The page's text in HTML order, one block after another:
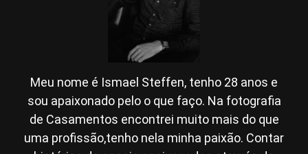
Meu nome é Ismael Steffen, tenho 28 anos e
sou apaixonado pelo o que faço. Na fotografia
de Casamentos encontrei muito mais do que
uma profissão,tenho nela minha paixão. Contar